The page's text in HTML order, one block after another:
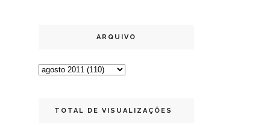
ARQUIVO
TOTAL DE VISUALIZAÇÕES